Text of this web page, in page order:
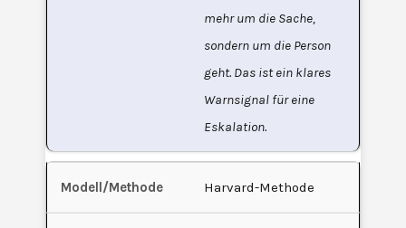
mehr um die Sache,
sondern um die Person
geht. Das ist ein klares
Warnsignal für eine
Eskalation.
Harvard-Methode